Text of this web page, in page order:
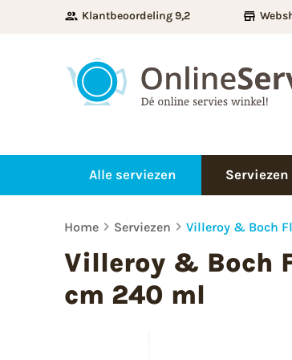
Klantbeoordeling 9,2
Alle serviezen Serviezen
Home Serviezen Villeroy & Boch
Villeroy & Boch
cm 240 ml